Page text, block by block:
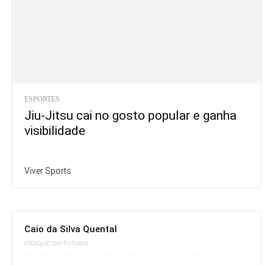
ESPORTES
Jiu-Jitsu cai no gosto popular e ganha
visibilidade
Viver Sports
Caio da Silva Quental
CRAQUE DO FUTURO